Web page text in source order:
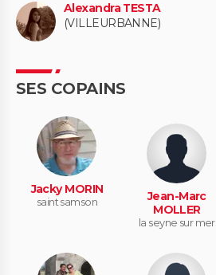
Alexandra TESTA
(VILLEURBANNE)
SES COPAINS
Jacky MORIN
saint samson
Jean-Marc
MOLLER
la seyne sur mer